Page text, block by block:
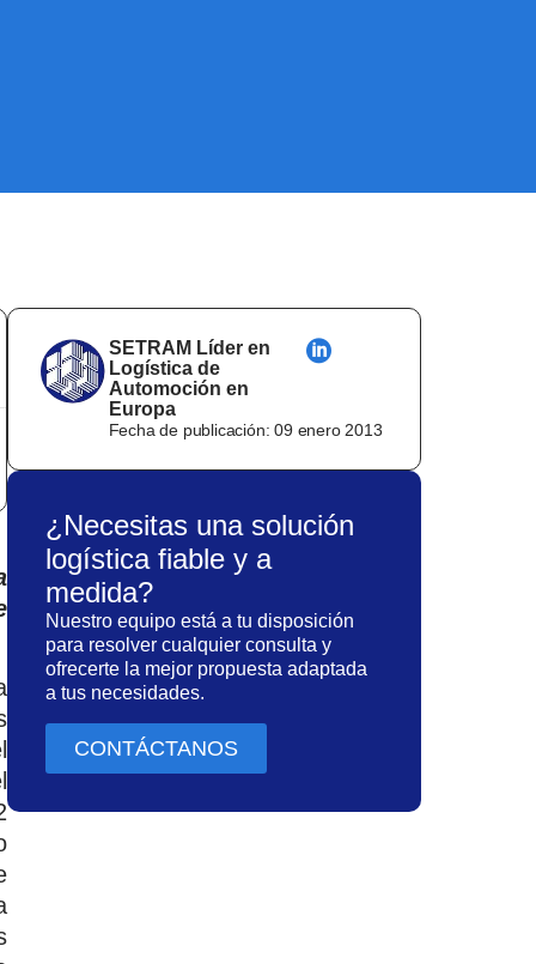
SETRAM Líder en
Logística de
Automoción en
Europa
Fecha de publicación:09 enero 2013
¿Necesitas una solución
logística fiable y a
medida?
Nuestro equipo está a tu disposición
para resolver cualquier consulta y
ofrecerte la mejor propuesta adaptada
a tus necesidades.
CONTÁCTANOS